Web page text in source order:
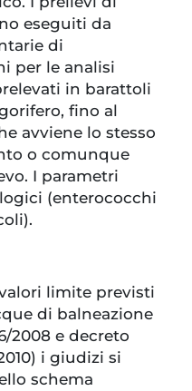
eseguiti da
di
per le analisi
in barattoli
fino al
avviene lo stesso
o comunque
I parametri
(enterococchi
limite previsti
di balneazione
2008 e decreto
i giudizi si
schema